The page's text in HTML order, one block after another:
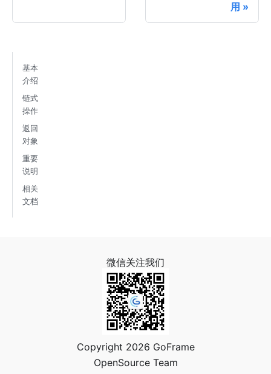
用
基本
介绍
链式
操作
返回
对象
重要
说明
相关
文档
微信关注我们
Copyright 2026 GoFrame
OpenSource Team